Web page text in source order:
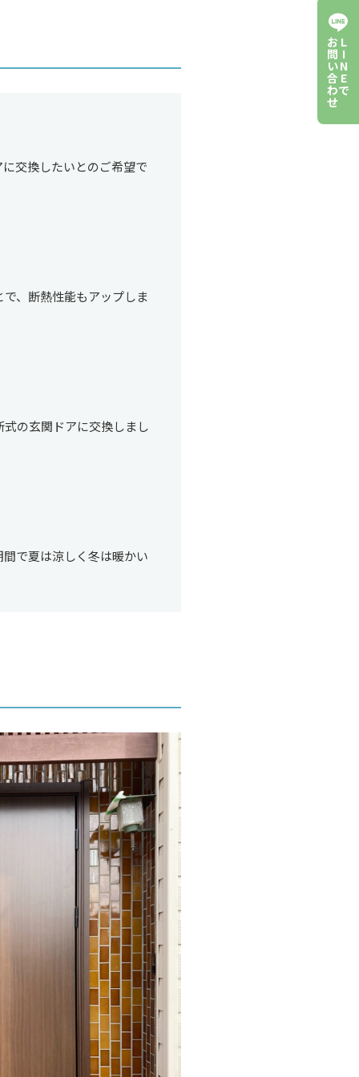
L
I
N
E
で
お
問
い
合
わ
せ
交換したいとのご希望で
、断熱性能もアップしま
の玄関ドアに交換しまし
で夏は涼しく冬は暖かい